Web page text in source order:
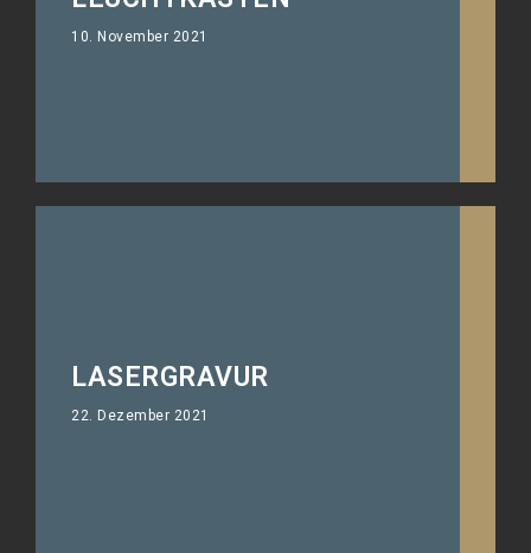
10. November 2021
zu jederzeit sichtbar ist.
LASERGRAVUR
22. Dezember 2021